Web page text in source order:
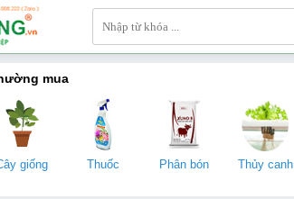
mua
giống Thuốc Phân bón Thủy canh